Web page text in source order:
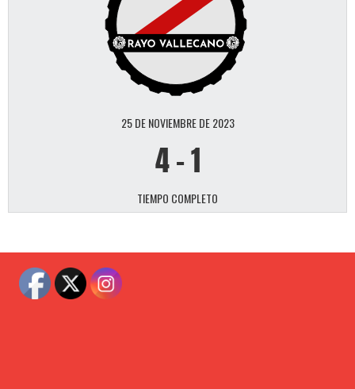
25 DE NOVIEMBRE DE 2023
4-1
TIEMPO COMPLETO